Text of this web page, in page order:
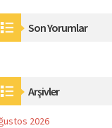
Son Yorumlar
Arşivler
2026